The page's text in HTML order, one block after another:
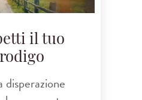
il tuo